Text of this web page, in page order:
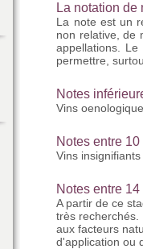
La notation
La note est un
non relative, de
appellations.
permettre,
Notes
Vins
Notes entre
Vins
Notes entre
A partir de ce
très recherchés.
aux facteurs
d'application ou